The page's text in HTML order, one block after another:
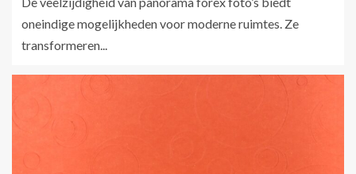
oneindige mogelijkheden voor moderne ruimtes. Ze
transformeren...